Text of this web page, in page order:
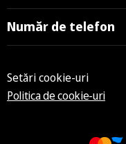
Număr de telefon
Setări cookie-uri
Politica de cookie-uri